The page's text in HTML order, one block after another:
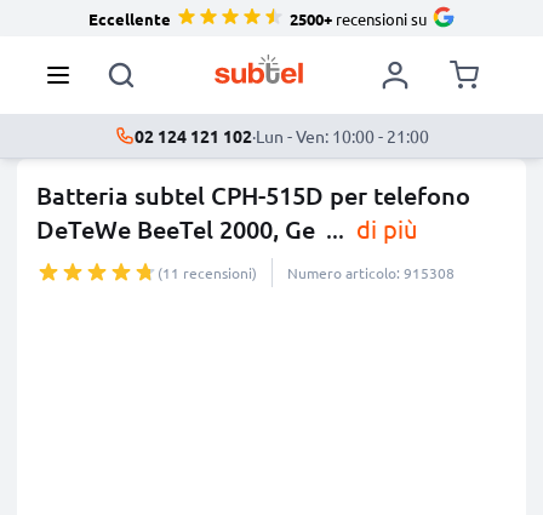
Eccellente 2500+recensioni su
02 124 121 102·Lun - Ven: 10:00 - 21:00
Batteria subtel CPH-515D per telefono
DeTeWe BeeTel 2000, Ge ... di più
(11 recensioni) Numero articolo: 915308